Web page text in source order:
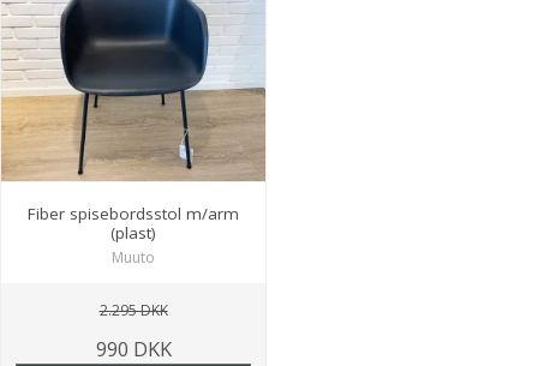
Fiber spisebordsstol m/arm
(plast)
Muuto
2.295 DKK
990 DKK